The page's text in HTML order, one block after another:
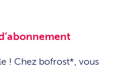
! Chez bofrost*, vous